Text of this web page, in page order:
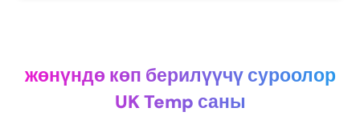
жөнүндө көп берилүүчү суроолор
UK Temp саны